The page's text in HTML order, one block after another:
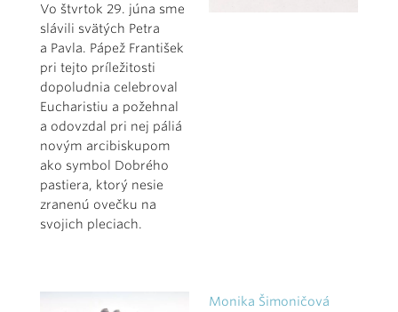
Vo štvrtok 29. júna sme
slávili svätých Petra
a Pavla. Pápež František
pri tejto príležitosti
dopoludnia celebroval
Eucharistiu a požehnal
a odovzdal pri nej páliá
novým arcibiskupom
ako symbol Dobrého
pastiera, ktorý nesie
zranenú ovečku na
svojich pleciach.
Monika Šimoničová